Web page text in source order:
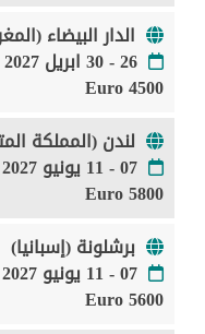
الدار البيضاء
26 - 30 ابريل 2027
4500 Euro
لندن (المملكة
07 - 11 يونيو 2027
5800 Euro
برشلونة (إسبانيا)
07 - 11 يونيو 2027
5600 Euro